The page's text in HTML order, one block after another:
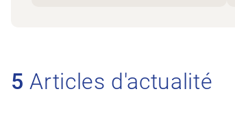
5Articles d'actualité